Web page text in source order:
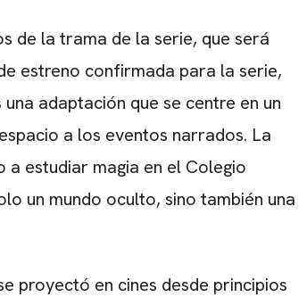
de la trama de la serie, que será
estreno confirmada para la serie,
adaptación que se centre en un
a los eventos narrados. La
a estudiar magia en el Colegio
un mundo oculto, sino también una
proyectó en cines desde principios